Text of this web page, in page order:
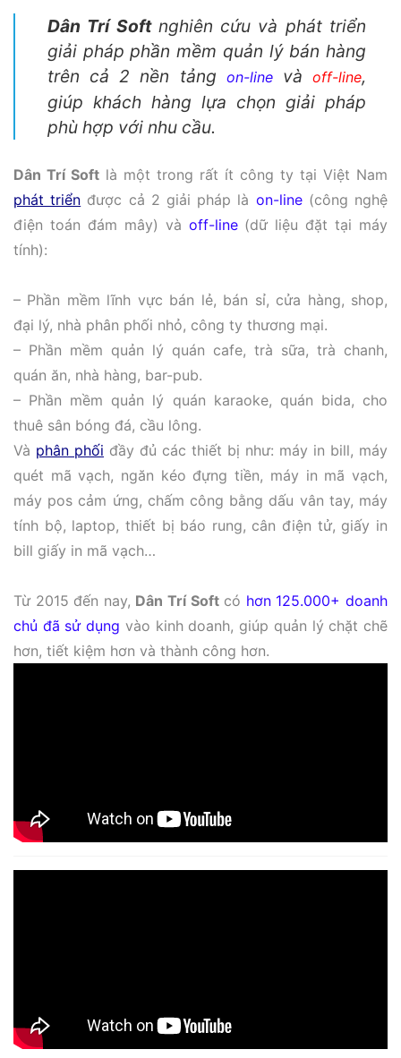
Dân Trí Softnghiên cứu và phát triển
giải pháp phần mềm quản lý bán hàng
trên cả 2 nền tảng on-linevàoff-line,
giúp khách hàng lựa chọn giải pháp
phù hợp với nhu cầu.
Dân Trí Soft là một trong rất ít công ty tại Việt Nam
phát triển được cả 2 giải pháp là on-line(công nghệ
điện toán đám mây) và off-line(dữ liệu đặt tại máy
tính):
– Phần mềm lĩnh vực bán lẻ, bán sỉ, cửa hàng, shop,
đại lý, nhà phân phối nhỏ, công ty thương mại.
– Phần mềm quản lý quán cafe, trà sữa, trà chanh,
quán ăn, nhà hàng, bar-pub.
– Phần mềm quản lý quán karaoke, quán bida, cho
thuê sân bóng đá, cầu lông.
Và phân phối đầy đủ các thiết bị như: máy in bill, máy
quét mã vạch, ngăn kéo đựng tiền, máy in mã vạch,
máy pos cảm ứng, chấm công bằng dấu vân tay, máy
tính bộ, laptop, thiết bị báo rung, cân điện tử, giấy in
bill giấy in mã vạch…
Từ 2015 đến nay, Dân Trí Softcó hơn 125.000+ doanh
chủ đã sử dụng vào kinh doanh, giúp quản lý chặt chẽ
hơn, tiết kiệm hơn và thành công hơn.